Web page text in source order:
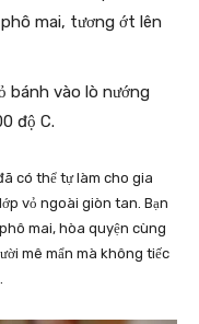
mai, tương ớt lên
bánh vào lò nướng
độ C.
có thể tự làm cho gia
vỏ ngoài giòn tan. Bạn
mai, hòa quyện cùng
mê mẩn mà không tiếc